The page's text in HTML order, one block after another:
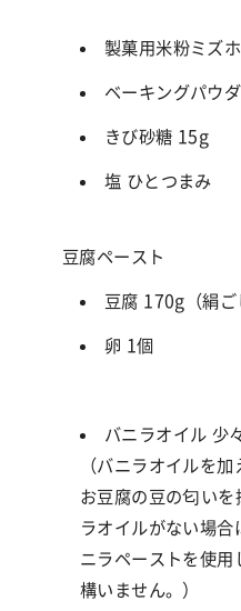
製菓用米粉ミズ
ベーキングパウ
きび砂糖 15g
塩 ひとつまみ
豆腐ペースト
豆腐 170g（絹ご
卵 1個
バニラオイル 少
（バニラオイルを
お豆腐の豆の匂いを
ラオイルがない場
ニラペーストを使用
構いません。）